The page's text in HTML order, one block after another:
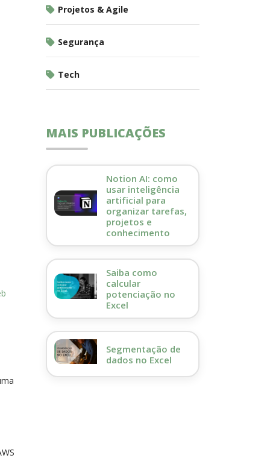
Projetos & Agile
Segurança
Tech
MAIS PUBLICAÇÕES
Notion AI: como
usar inteligência
artificial para
organizar tarefas,
projetos e
conhecimento
Saiba como
calcular
potenciação no
Excel
Segmentação de
dados no Excel